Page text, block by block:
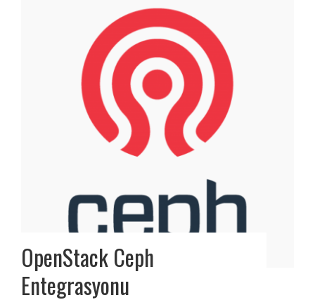
OpenStack Ceph
Entegrasyonu